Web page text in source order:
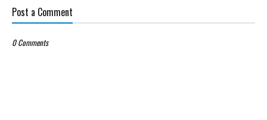
Post a Comment
0 Comments